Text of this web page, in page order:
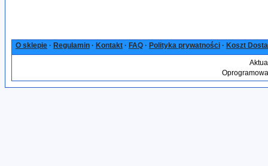
O sklepie · Regulamin · Kontakt · FAQ · Polityka prywatności · Koszt